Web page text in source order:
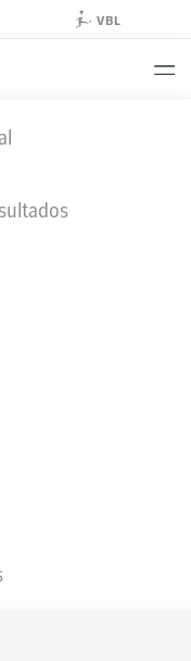
VBL